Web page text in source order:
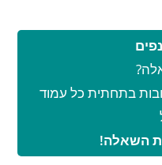
בתחתית כל עמוד
השאלה!